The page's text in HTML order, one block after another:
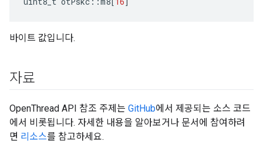
바이트 값입니다.
자료
OpenThread API 참조 주제는 GitHub에서 제공되는 소스 코드
에서 비롯됩니다. 자세한 내용을 알아보거나 문서에 참여하려
면 리소스를 참고하세요.